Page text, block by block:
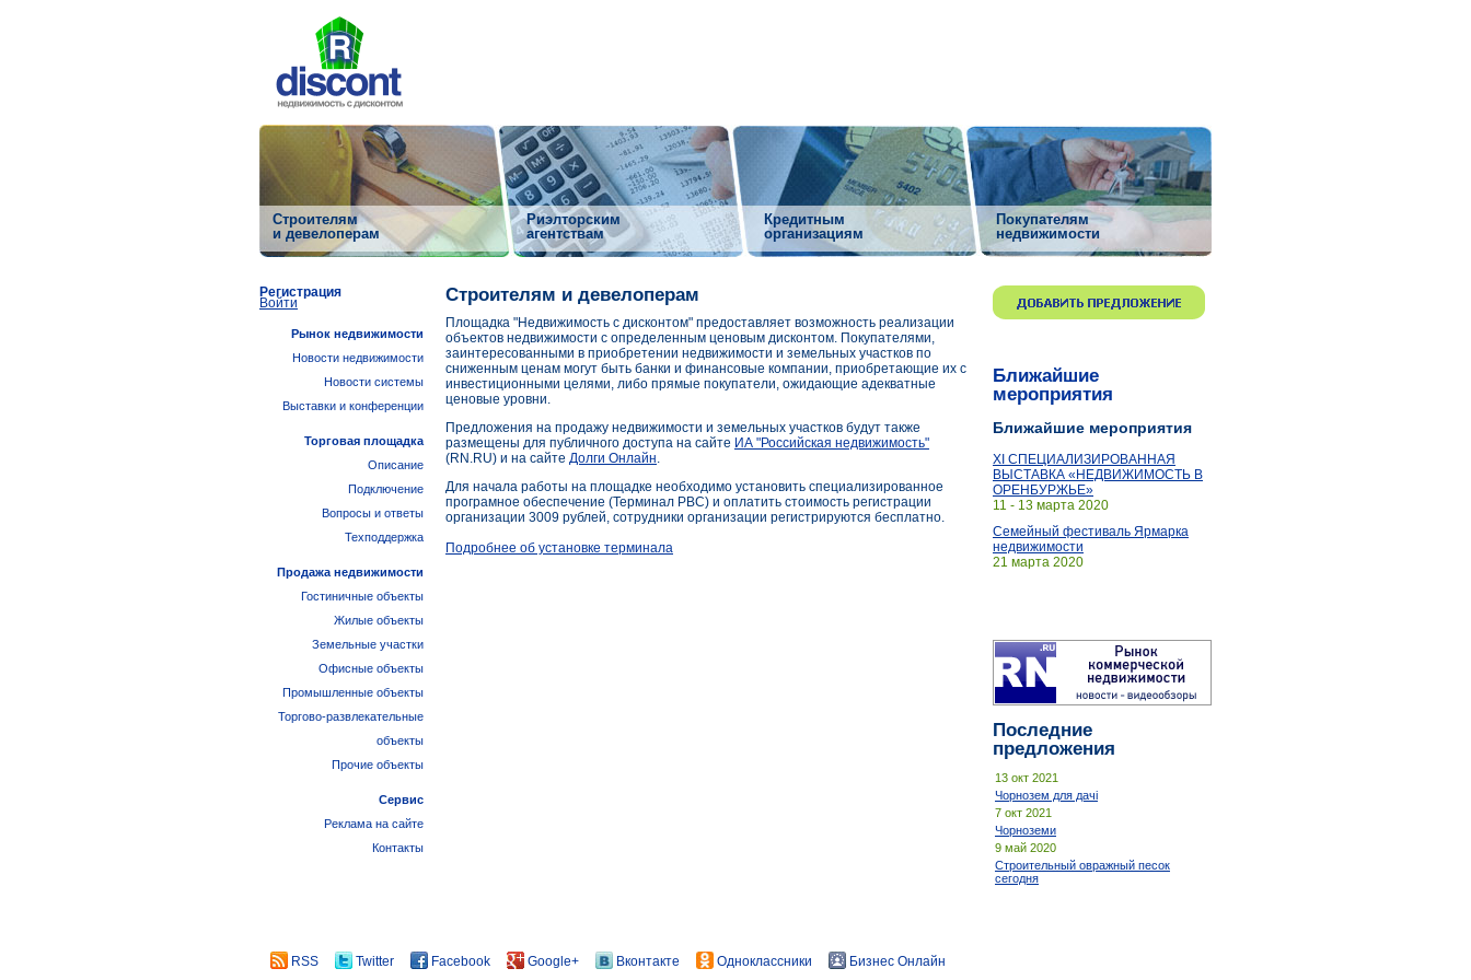
Строителям
и девелоперам
Риэлторским
агентствам
Кредитным
организациям
Покупателям
недвижимости
Строителям и девелоперам
Площадка "Недвижимость с дисконтом" предоставляет возможность реализации
объектов недвижимости с определенным ценовым дисконтом. Покупателями,
заинтересованными в приобретении недвижимости и земельных участков по
сниженным ценам могут быть банки и финансовые компании, приобретающие их с
инвестиционными целями, либо прямые покупатели, ожидающие адекватные
ценовые уровни.
Предложения на продажу недвижимости и земельных участков будут также
размещены для публичного доступа на сайте ИА "Российская недвижимость"
(RN.RU) и на сайте Долги Онлайн.
Для начала работы на площадке необходимо установить специализированное
програмное обеспечение (Терминал РВС) и оплатить стоимость регистрации
организации 3009 рублей, сотрудники организации регистрируются бесплатно.
Подробнее об установке терминала
Ближайшие
мероприятия
Ближайшие мероприятия
ХI СПЕЦИАЛИЗИРОВАННАЯ
ВЫСТАВКА «НЕДВИЖИМОСТЬ В
ОРЕНБУРЖЬЕ»
11 - 13 марта 2020
Семейный фестиваль Ярмарка
недвижимости
21 марта 2020
Последние
предложения
13 окт 2021
Чорнозем для дачі
7 окт 2021
Чорноземи
9 май 2020
Строительный овражный песок
сегодня
Регистрация
Войти
Рынок недвижимости
Новости недвижимости
Новости системы
Выставки и конференции
Торговая площадка
Описание
Подключение
Вопросы и ответы
Техподдержка
Продажа недвижимости
Гостиничные объекты
Жилые объекты
Земельные участки
Офисные объекты
Промышленные объекты
Торгово-развлекательные
объекты
Прочие объекты
Сервис
Реклама на сайте
Контакты
RSS Twitter Facebook Google+ Вконтакте Одноклассники Бизнес Онлайн